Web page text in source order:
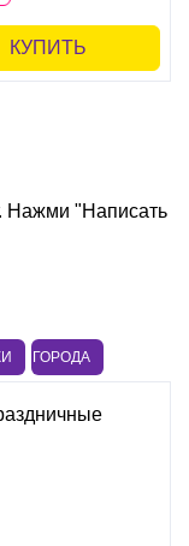
КУПИТЬ
Нажми "Написать
ГОРОДА